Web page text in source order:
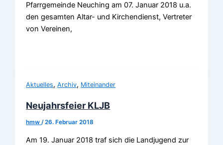
Pfarrgemeinde Neuching am 07. Januar 2018 u.a.
den gesamten Altar- und Kirchendienst, Vertreter
von Vereinen,
Aktuelles,Archiv, Miteinander
Neujahrsfeier KLJB
hmw/26. Februar 2018
Am 19. Januar 2018 traf sich die Landjugend zur